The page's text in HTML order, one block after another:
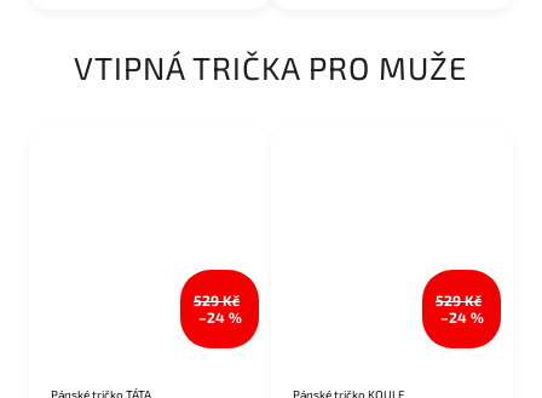
VTIPNÁ TRIČKA PRO MUŽE
529 Kč
–24 %
Pánské tričko TÁTA
529 Kč
–24 %
Pánské tričko KOULE